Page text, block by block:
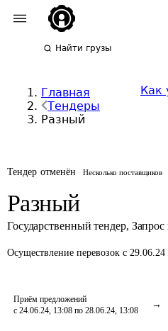
Найти грузы
Главная
Тендеры
Разный
Как
Тендер отменён Несколько поставщиков
Разный
Государственный тендер, Запрос
Осуществление перевозок с
Приём предложений
с 24.06.24, 13:08 по 28.06.24, 13:08